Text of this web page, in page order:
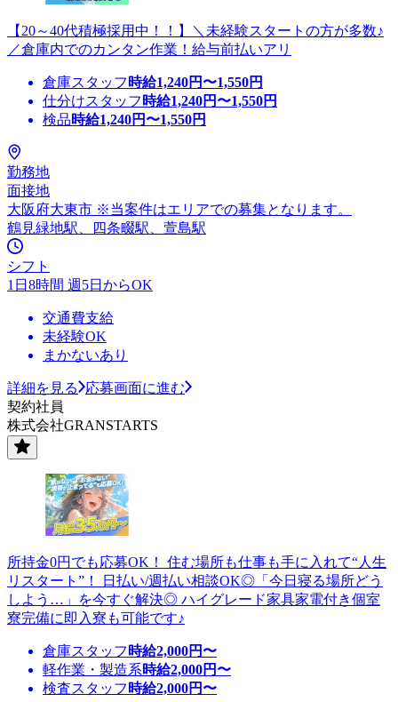
【20～40代積極採用中！！】＼未経験スタートの方が多数♪
／倉庫内でのカンタン作業！給与前払いアリ
倉庫スタッフ 時給1,240円〜1,550円
仕分けスタッフ 時給1,240円〜1,550円
検品時給1,240円〜1,550円
勤務地
面接地
大阪府大東市 ※当案件はエリアでの募集となります。
鶴見緑地駅、四条畷駅、萱島駅
シフト
1日8時間 週5日からOK
交通費支給
未経験OK
まかないあり
詳細を見る
応募画面に進む
契約社員
株式会社GRANSTARTS
所持金0円でも応募OK！ 住む場所も仕事も手に入れて“人生
リスタート”！ 日払い/週払い相談OK◎「今日寝る場所どう
しよう…」を今すぐ解決◎ ハイグレード家具家電付き個室
寮完備に即入寮も可能です♪
倉庫スタッフ 時給2,000円〜
軽作業・製造系時給2,000円〜
検査スタッフ 時給2,000円〜